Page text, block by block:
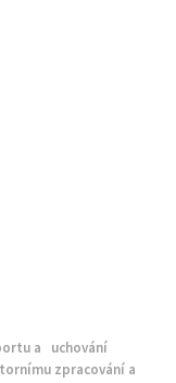
a uchování
zpracování a